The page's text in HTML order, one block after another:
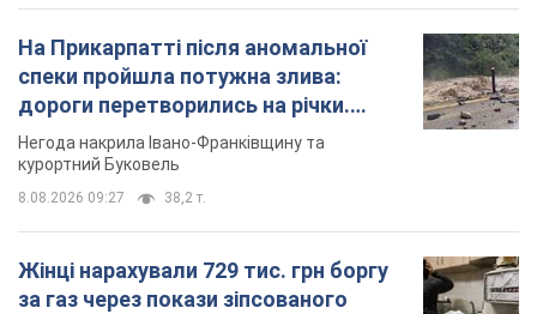
На Прикарпатті після аномальної
спеки пройшла потужна злива:
дороги перетворились на річки.
Відео
Негода накрила Івано-Франківщину та
курортний Буковель
8.08.2026 09:27 38,2 т.
Жінці нарахували 729 тис. грн боргу
за газ через покази зіпсованого